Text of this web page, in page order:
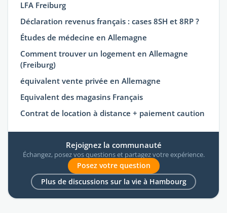
LFA Freiburg
Déclaration revenus français : cases 8SH et 8RP ?
Études de médecine en Allemagne
Comment trouver un logement en Allemagne
(Freiburg)
équivalent vente privée en Allemagne
Equivalent des magasins Français
Contrat de location à distance + paiement caution
Rejoignez la communauté
Échangez, posez vos questions et partagez votre expérience.
Posez votre question
Plus de discussions sur la vie à Hambourg